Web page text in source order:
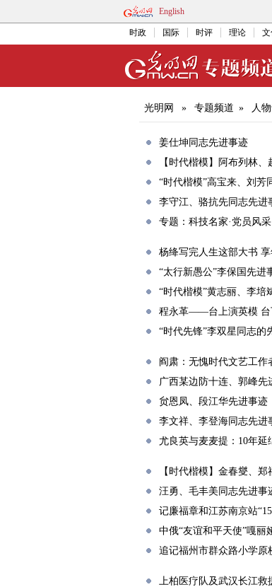
English
时政 国际 时评 理论
光明网 » 专题频道 » 人
姜仕坤同志先进事迹
【时代楷模】阿布列林
“时代楷模”高宝来、刘芳
李守江、骆抗先同志先进
专题：科技名家·党员风采
杨绛写完人生这部大书 享
“太行新愚公”李保国先进
“时代楷模”黄志丽、李培
程永革——台上演英模 台
“时代先锋”李双星同志的
阎肃：无愧时代文艺工作
广西某边防十连、郭峰先
贠恩凤、段江华先进事迹
李文祥、李登海同志先进
尤良英与麦麦提：10年延
【时代楷模】金春燮、
汪勇、毛丰美同志先进事
记廉福章和江苏南京站
中俄“友谊和平天使”嘎丽
追记福州市群众路小学原
上柏医疗队及武汉长江救